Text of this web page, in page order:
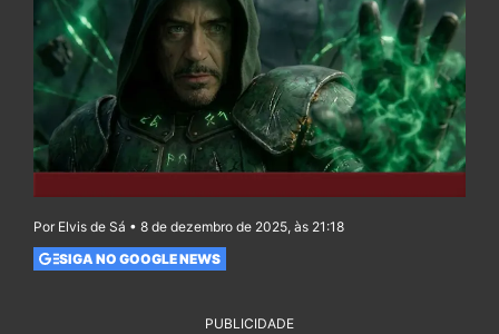
Por Elvis de Sá • 8 de dezembro de 2025, às 21:18
SIGA NO GOOGLE NEWS
PUBLICIDADE